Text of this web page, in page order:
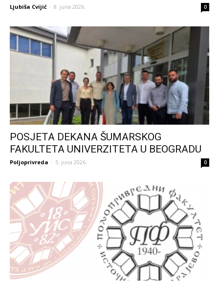
Ljubiša Cvijić - 8. juna 2026. 0
POSJETA DEKANA ŠUMARSKOG
FAKULTETA UNIVERZITETA U BEOGRADU
Poljoprivreda - 5. juna 2026. 0